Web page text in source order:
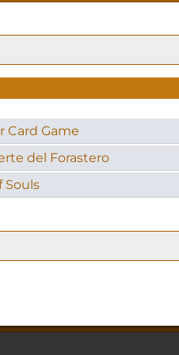
Card Game
del Forastero
Souls